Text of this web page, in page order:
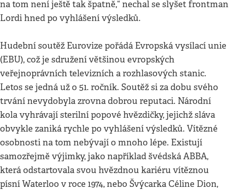
na tom není ještě tak špatně,“ nechal se slyšet frontman
Lordi hned po vyhlášení výsledků.
Hudební soutěž Eurovize pořádá Evropská vysílací unie
(EBU), což je sdružení většinou evropských
veřejnoprávních televizních a rozhlasových stanic.
Letos se jedná už o 51. ročník. Soutěž si za dobu svého
trvání nevydobyla zrovna dobrou reputaci. Národní
kola vyhrávají sterilní popové hvězdičky, jejichž sláva
obvykle zaniká rychle po vyhlášení výsledků. Vítězné
osobnosti na tom nebývají o mnoho lépe. Existují
samozřejmě výjimky, jako například švédská ABBA,
která odstartovala svou hvězdnou kariéru vítěznou
písní Waterloo v roce 1974, nebo Švýcarka Céline Dion,